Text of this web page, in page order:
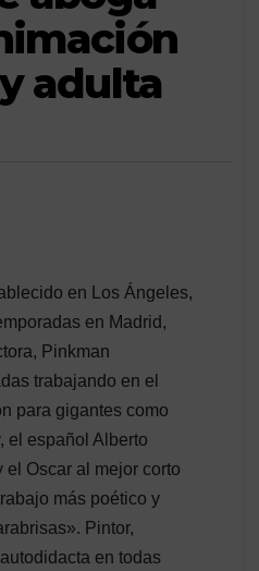
adulta
en Los Ángeles,
en Madrid,
Pinkman
trabajando en el
para gigantes como
el español Alberto
el Oscar al mejor corto
más poético y
Pintor,
en todas